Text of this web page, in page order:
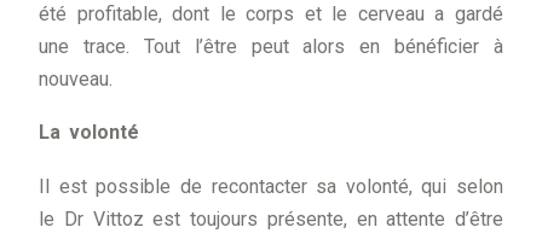
été profitable, dont le corps et le cerveau a gardé
une trace. Tout l’être peut alors en bénéficier à
nouveau.
La volonté
Il est possible de recontacter sa volonté, qui selon
le Dr Vittoz est toujours présente, en attente d’être